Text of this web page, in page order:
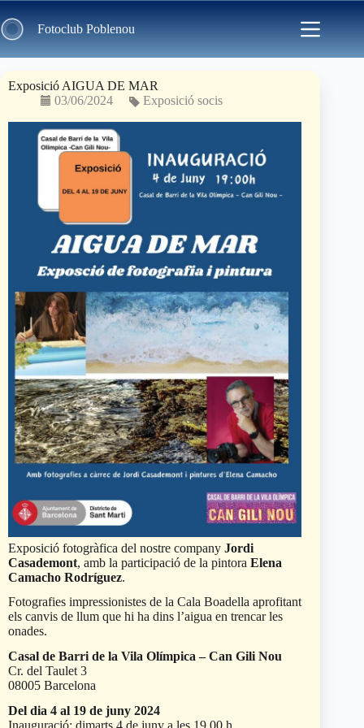
to
content Fotoclub Poblenou
Exposició AIGUA DE MAR
03/06/2024
Exposició socis
Exposició fotogràfica del nostre company Jordi
Casademont, amb la participació de la pintora Elena
Camacho Rodríguez.
Fotografies impressionistes de la Cala Boadella aprofitant
els canvis de llum que hi ha dins l’aigua en trencar les
onades.
Casal de Barri de la Vila Olímpica – Can Gili Nou
Cr. del Taulet 3
08005 Barcelona
Del dia 4 al 19 de juny 2024
Inauguració: dimarts 4 de juny a les 19.00 h